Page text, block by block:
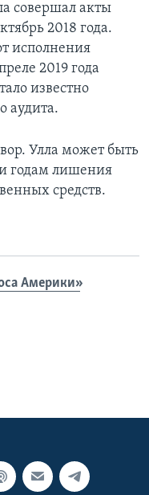
совершал акты
2018 года.
исполнения
2019 года
известно
аудита.
Улла может быть
годам лишения
средств.
Америки»